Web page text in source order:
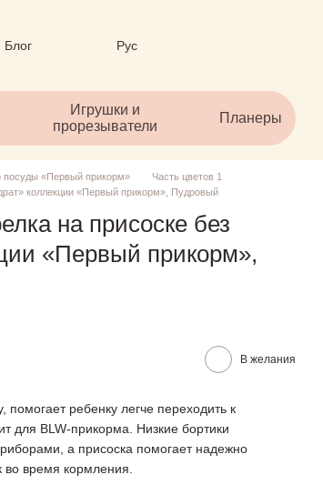
Блог
Рус
Игрушки и
прорезыватели
Планеры
посуды «Первый прикорм»
Часть цветов 1
коллекции «Первый прикорм», Пудровый
на присоске без
«Первый прикорм»,
В желания
ребенку легче переходить к
для BLW-прикорма. Низкие бортики
а присоска помогает надежно
во время кормления.